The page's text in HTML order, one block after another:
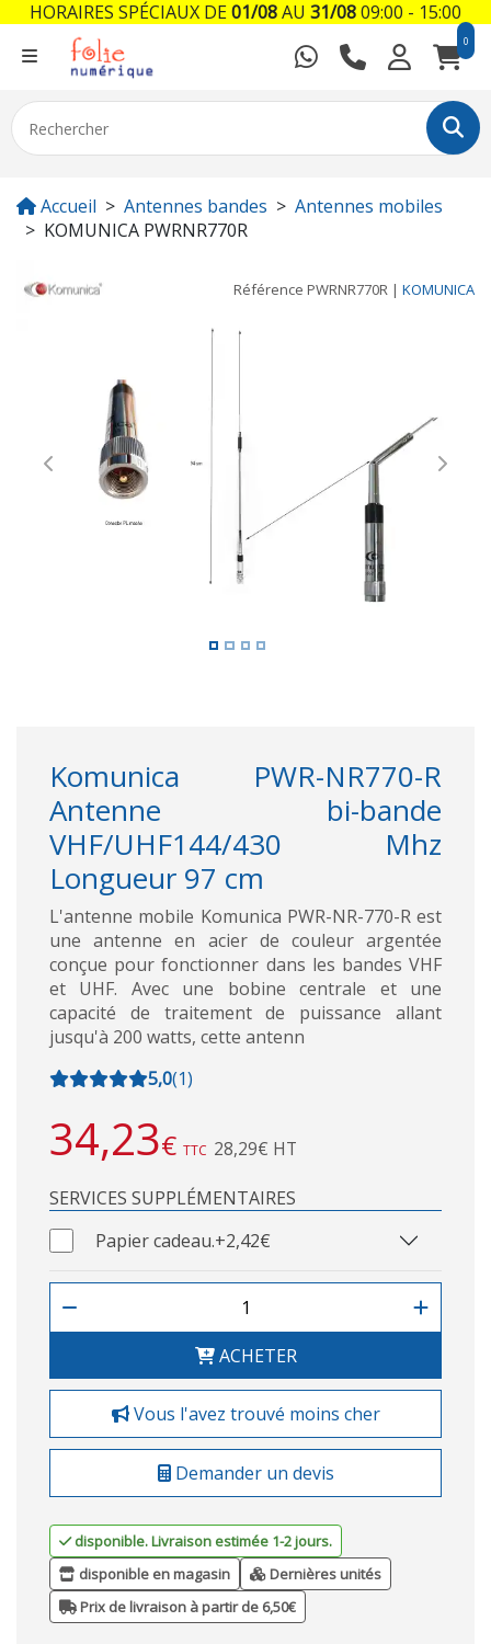
0
Accueil Antennes bandes
Antennes mobiles
KOMUNICA PWRNR770R
Référence PWRNR770R | KOMUNICA
Previous Next
Komunica PWR-NR770-R
Antenne bi-bande
VHF/UHF144/430 Mhz
Longueur 97 cm
L'antenne mobile Komunica PWR-NR-770-R est
une antenne en acier de couleur argentée
conçue pour fonctionner dans les bandes VHF
et UHF. Avec une bobine centrale et une
capacité de traitement de puissance allant
jusqu'à 200 watts, cette antenn
5,0(1)
34,23€ TTC 28,29€ HT
SERVICES SUPPLÉMENTAIRES
Papier cadeau.+2,42€
ACHETER
Vous l'avez trouvé moins cher
Demander un devis
disponible. Livraison estimée 1-2 jours.
disponible en magasin
Dernières unités
Prix de livraison à partir de 6,50€
HORAIRES SPÉCIAUX DE01/08AU 31/0809:00 - 15:00